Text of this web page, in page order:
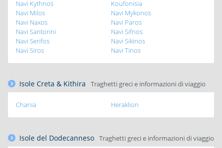
Navi Kythnos
Koufonisia
Navi Milos
Navi Mykonos
Navi Naxos
Navi Paros
Navi Santorini
Navi Sifnos
Navi Serifos
Navi Sikinos
Navi Siros
Navi Tinos
Isole Creta & Kithira Traghetti greci e informazioni di viaggio
Chania Heraklion
Isole del Dodecanneso Traghetti greci e informazioni di viaggio